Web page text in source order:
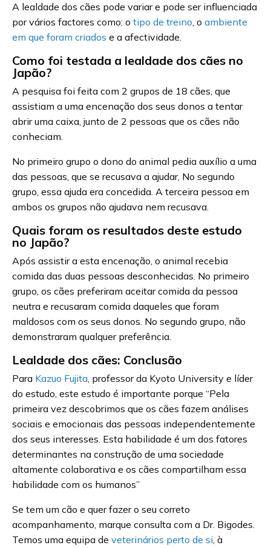
A lealdade dos cães pode variar e pode ser influenciada
por vários factores como: o tipo de treino, o ambiente
em que foram criados e a afectividade.
Como foi testada a lealdade dos cães no
Japão?
A pesquisa foi feita com 2 grupos de 18 cães, que
assistiam a uma encenação dos seus donos a tentar
abrir uma caixa, junto de 2 pessoas que os cães não
conheciam.
No primeiro grupo o dono do animal pedia auxílio a uma
das pessoas, que se recusava a ajudar, No segundo
grupo, essa ajuda era concedida. A terceira pessoa em
ambos os grupos não ajudava nem recusava.
Quais foram os resultados deste estudo
no Japão?
Após assistir a esta encenação, o animal recebia
comida das duas pessoas desconhecidas. No primeiro
grupo, os cães preferiram aceitar comida da pessoa
neutra e recusaram comida daqueles que foram
maldosos com os seus donos. No segundo grupo, não
demonstraram qualquer preferência.
Lealdade dos cães: Conclusão
Para Kazuo Fujita, professor da Kyoto University e líder
do estudo, este estudo é importante porque “Pela
primeira vez descobrimos que os cães fazem análises
sociais e emocionais das pessoas independentemente
dos seus interesses. Esta habilidade é um dos fatores
determinantes na construção de uma sociedade
altamente colaborativa e os cães compartilham essa
habilidade com os humanos”
Se tem um cão e quer fazer o seu correto
acompanhamento, marque consulta com a Dr. Bigodes.
Temos uma equipa de veterinários perto de si, à